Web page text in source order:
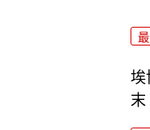
埃
末